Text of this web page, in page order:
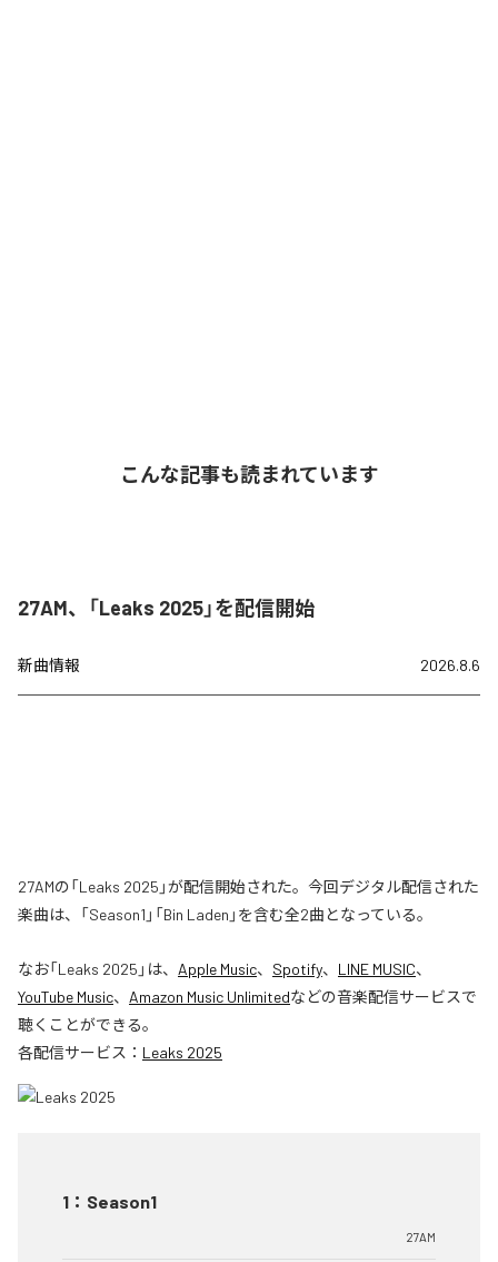
こんな記事も読まれています
27AM、「Leaks 2025」を配信開始
新曲情報 2026.8.6
27AMの「Leaks 2025」が配信開始された。今回デジタル配信された
楽曲は、「Season1」「Bin Laden」を含む全2曲となっている。
なお「Leaks 2025 」は、 Apple Music、 Spotify、 LINE MUSIC、
YouTube Music、 Amazon Music Unlimitedなどの音楽配信サービスで
聴くことができる。
各配信サービス： Leaks 2025
1 ： Season1
27AM